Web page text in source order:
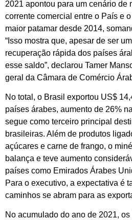
2021 apontou para um cenário de
corrente comercial entre o País e
maior patamar desde 2014,
“Isso mostra que, apesar de ser
recuperação rápida dos países
esse saldo”, declarou Tamer
geral da Câmara de Comércio
No total, o Brasil exportou US$
países árabes, aumento de 26%
segue como terceiro principal
brasileiras. Além de produtos
açúcares e carne de frango, o
balança e teve aumento
países como Emirados Árabes
Para o executivo, a expectativa é
caminhos se abram para as
No acumulado do ano de 2021,